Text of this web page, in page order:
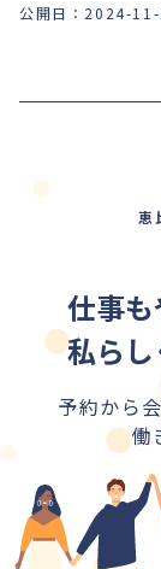
公開日： 2024-
恵
仕事
私ら
予約から
働